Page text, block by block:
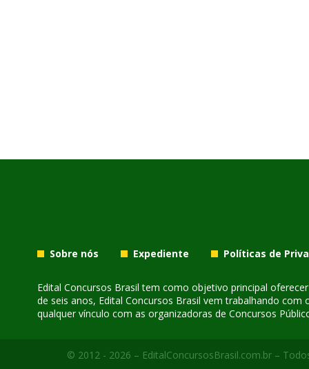
Sobre nós Expediente Políticas de
Edital Concursos Brasil tem como objetivo principal
de seis anos, Edital Concursos Brasil vem trabalhando
qualquer vínculo com as organizadoras de Concursos
© 2012 - 2026 – EditalConcursosBrasil.com.br –